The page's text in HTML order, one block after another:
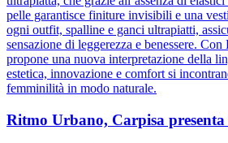
pelle garantisce finiture invisibili e una
ogni outfit, spalline e ganci ultrapiatti,
sensazione di leggerezza e benessere.
propone una nuova interpretazione della
estetica, innovazione e comfort si
femminilità in modo naturale.
Ritmo Urbano, Carpisa presenta